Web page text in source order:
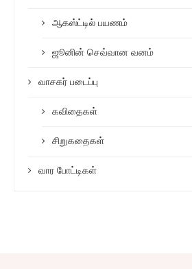
ஆகஸ்ட்டில் பயணம்
ஜூனின் செவ்வான வனம்
வாசகர் படைப்பு
கவிதைகள்
சிறுகதைகள்
வார போட்டிகள்